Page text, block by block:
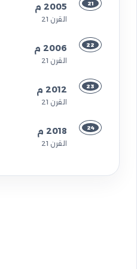
21 2005 م
القرن 21
22 2006 م
القرن 21
23 2012 م
القرن 21
24 2018 م
القرن 21